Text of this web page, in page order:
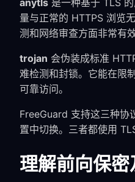
anytls 是一种基于 TLS
量与正常的 HTTPS 浏览
测和网络审查方面非常有效
trojan 会伪装成标准
难检测和封锁。它能在限
可靠访问。
FreeGuard 支持这三种协
置中切换。三者都使用
理解前向保